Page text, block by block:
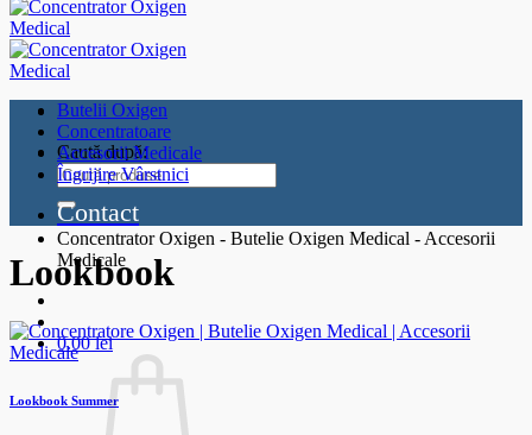
Caută după:
Concentrator Oxigen - Butelie Oxigen Medical - Accesorii
Medicale
0.00lei
Butelii Oxigen
Concentratoare
Accesorii Medicale
Îngrijire Vârstnici
Contact
Lookbook
Lookbook Summer